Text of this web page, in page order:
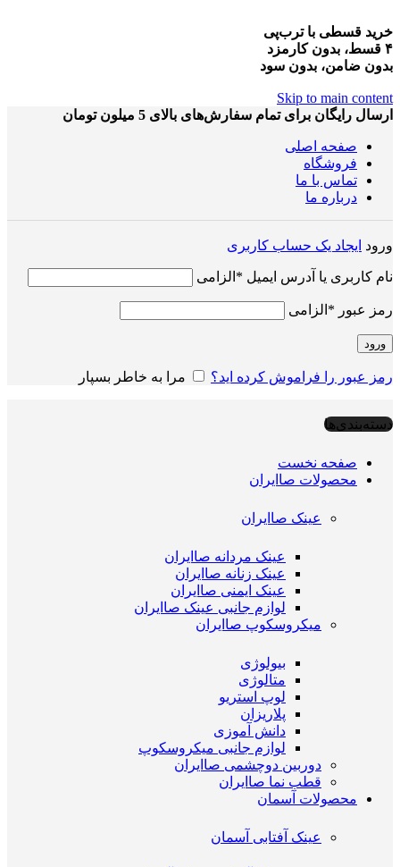
خرید قسطی با ترب‌پی
۴ قسط، بدون کارمزد
بدون ضامن، بدون سود
Skip to main content
ارسال رایگان برای تمام سفارش‌های بالای 5 میلون تومان
صفحه اصلی
فروشگاه
تماس با ما
درباره ما
ورود ایجاد یک حساب کاربری
نام کاربری یا آدرس ایمیل * الزامی
رمز عبور * الزامی
ورود
رمز عبور را فراموش کرده اید؟ مرا به خاطر بسپار
دسته‌بندی‌ها
صفحه نخست
محصولات صاایران
عینک صاایران
عینک مردانه صاایران
عینک زنانه صاایران
عینک ایمنی صاایران
لوازم جانبی عینک صاایران
میکروسکوپ صاایران
بیولوژی
متالوژی
لوپ استریو
پلاریزان
دانش آموزی
لوازم جانبی میکروسکوپ
دوربین دوچشمی صاایران
قطب نما صاایران
محصولات آسمان
عینک آفتابی آسمان